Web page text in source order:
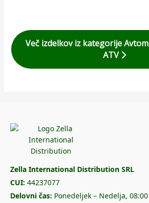
Več izdelkov iz kategorije
ATV
Zella International Distribution SRL
CUI: 44237077
Delovni čas: Ponedeljek – Nedelja,